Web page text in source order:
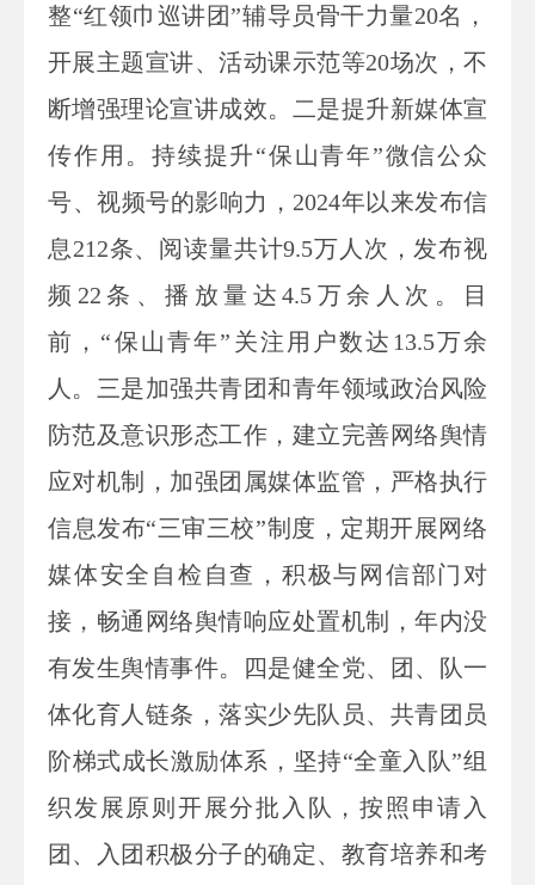
整“红领巾巡讲团”辅导员骨干力量20名，
开展主题宣讲、活动课示范等20场次，不
断增强理论宣讲成效。二是提升新媒体宣
传作用。持续提升“保山青年”微信公众
号、视频号的影响力，2024年以来发布信
息212条、阅读量共计9.5万人次，发布视
频22条、播放量达4.5万余人次。目
前，“保山青年”关注用户数达13.5万余
人。三是加强共青团和青年领域政治风险
防范及意识形态工作，建立完善网络舆情
应对机制，加强团属媒体监管，严格执行
信息发布“三审三校”制度，定期开展网络
媒体安全自检自查，积极与网信部门对
接，畅通网络舆情响应处置机制，年内没
有发生舆情事件。四是健全党、团、队一
体化育人链条，落实少先队员、共青团员
阶梯式成长激励体系，坚持“全童入队”组
织发展原则开展分批入队，按照申请入
团、入团积极分子的确定、教育培养和考